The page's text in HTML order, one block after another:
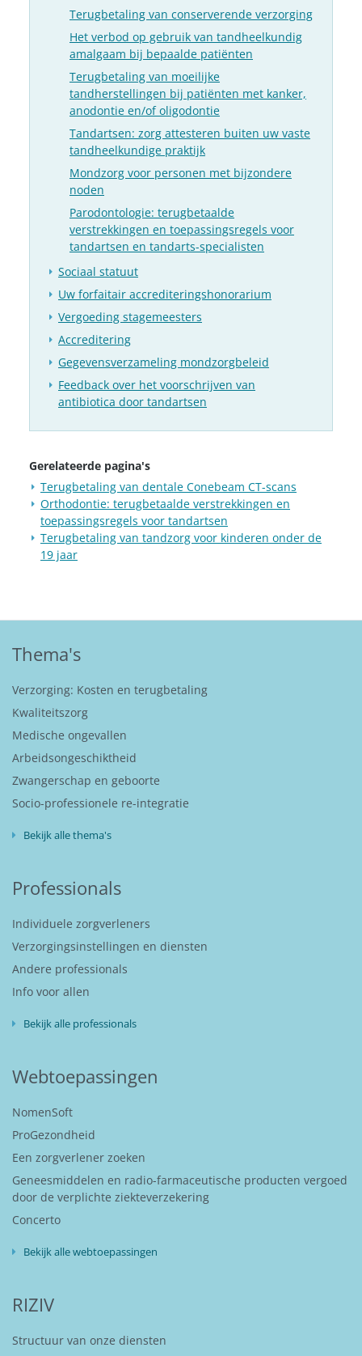
Terugbetaling van conserverende verzorging
Het verbod op gebruik van tandheelkundig
amalgaam bij bepaalde patiënten
Terugbetaling van moeilijke
tandherstellingen bij patiënten met kanker,
anodontie en/of oligodontie
Tandartsen: zorg attesteren buiten uw vaste
tandheelkundige praktijk
Mondzorg voor personen met bijzondere
noden
Parodontologie: terugbetaalde
verstrekkingen en toepassingsregels voor
tandartsen en tandarts-specialisten
Sociaal statuut
Uw forfaitair accrediteringshonorarium
Vergoeding stagemeesters
Accreditering
Gegevensverzameling mondzorgbeleid
Feedback over het voorschrijven van
antibiotica door tandartsen
Gerelateerde pagina's
Terugbetaling van dentale Conebeam CT-scans
Orthodontie: terugbetaalde verstrekkingen en
toepassingsregels voor tandartsen
Terugbetaling van tandzorg voor kinderen onder de
19 jaar
Thema's
Verzorging: Kosten en terugbetaling
Kwaliteitszorg
Medische ongevallen
Arbeidsongeschiktheid
Zwangerschap en geboorte
Socio-professionele re-integratie
Bekijk alle thema's
Professionals
Individuele zorgverleners
Verzorgingsinstellingen en diensten
Andere professionals
Info voor allen
Bekijk alle professionals
Webtoepassingen
NomenSoft
ProGezondheid
Een zorgverlener zoeken
Geneesmiddelen en radio-farmaceutische producten vergoed
door de verplichte ziekteverzekering
Concerto
Bekijk alle webtoepassingen
RIZIV
Structuur van onze diensten